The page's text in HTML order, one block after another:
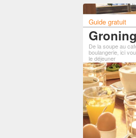
Guide gratuit
De la soupe au
boulangerie, ici
le déjeuner